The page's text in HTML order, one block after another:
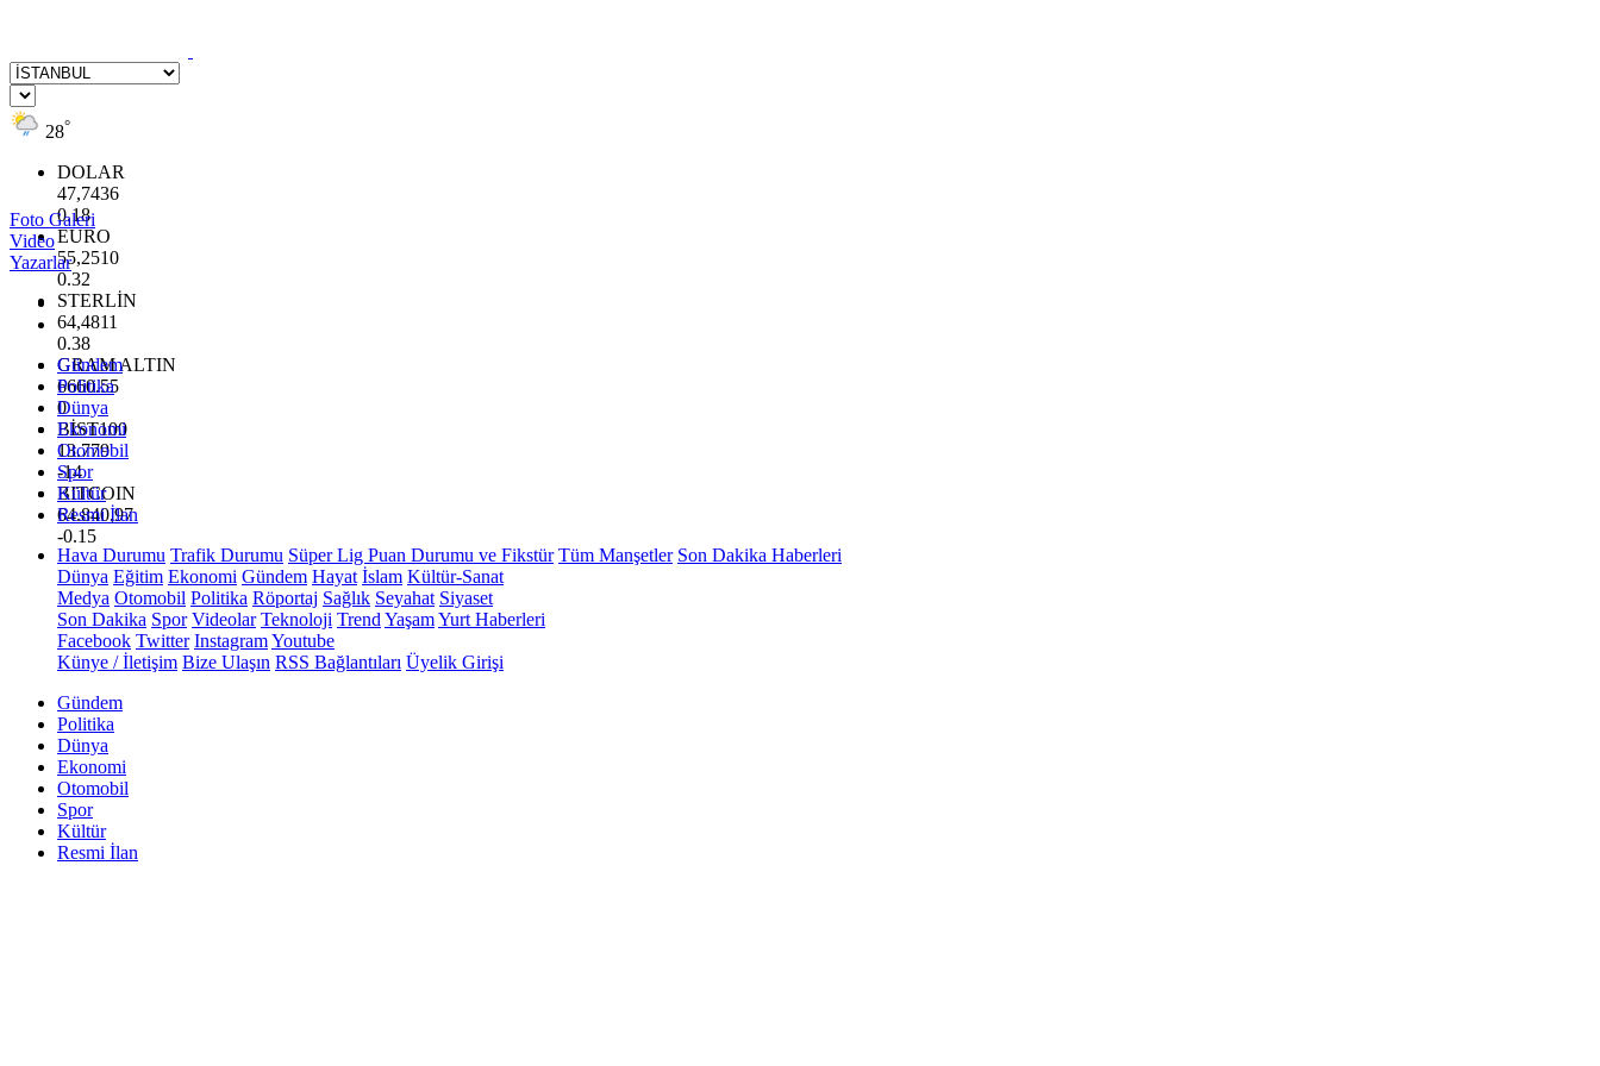
28°
DOLAR
47,7436
0.18
EURO
55,2510
0.32
STERLİN
64,4811
0.38
GRAM ALTIN
6660.55
0
BİST100
13.779
-14
BITCOIN
64.840,97
-0.15
Foto Galeri
Video
Yazarlar
Gündem
Politika
Dünya
Ekonomi
Otomobil
Spor
Kültür
Resmi İlan
Hava Durumu Trafik Durumu Süper Lig Puan Durumu ve Fikstür Tüm Manşetler Son Dakika Haberleri
Dünya Eğitim Ekonomi Gündem Hayat İslam Kültür-Sanat
Medya Otomobil Politika Röportaj Sağlık Seyahat Siyaset
Son Dakika Spor Videolar Teknoloji Trend YaşamYurt Haberleri
Facebook Twitter InstagramYoutube
Künye / İletişim Bize Ulaşın RSS Bağlantıları Üyelik Girişi
Gündem
Politika
Dünya
Ekonomi
Otomobil
Spor
Kültür
Resmi İlan